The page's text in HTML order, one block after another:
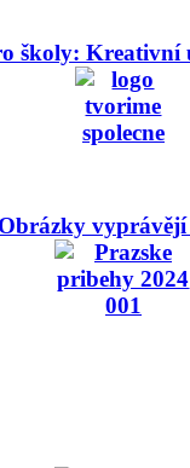
školy: Kreativní